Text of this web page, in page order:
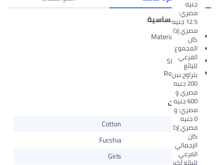
جنيه
مصري؛
12.5 جنيه
مصري إذا
كان
المجموع
الفرعي
للبائع
يتراوح بين
200 جنيه
مصري و
600 جنيه
مصري؛ و
0 جنيه
مصري إذا
كان
الإجمالي
الفرعي
للبائع أكبر
الميزات الأساسية
Material: Cotton
Slim fit
Sleeveless
Round neck
المواصفات
المادة
Cotton
اللون
Fucshia
الجنس
Girls